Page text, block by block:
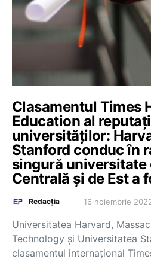
Clasamentul Times
Education al
universităților:
Stanford conduc în
singură universitate
Centrală și de Est a
Redacția 16 noiembrie
Universitatea Harvard,
Technology și Universitatea
clasamentul internațional